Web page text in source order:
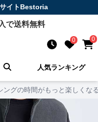
イトBestoria
で送料無料
0 0
人気ランキング
ングの時間がもっと楽しくな